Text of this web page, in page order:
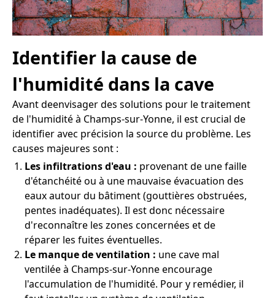
Identifier la cause de
l'humidité dans la cave
Avant deenvisager des solutions pour le traitement
de l'humidité à Champs-sur-Yonne, il est crucial de
identifier avec précision la source du problème. Les
causes majeures sont :
Les infiltrations d'eau : provenant de une faille
d'étanchéité ou à une mauvaise évacuation des
eaux autour du bâtiment (gouttières obstruées,
pentes inadéquates). Il est donc nécessaire
d'reconnaître les zones concernées et de
réparer les fuites éventuelles.
Le manque de ventilation : une cave mal
ventilée à Champs-sur-Yonne encourage
l'accumulation de l'humidité. Pour y remédier, il